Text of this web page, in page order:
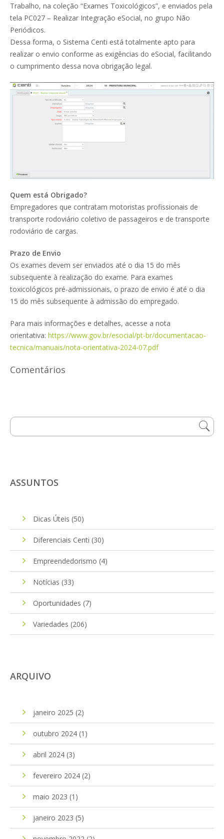
Trabalho, na coleção “Exames Toxicológicos”, e enviados pela
tela PC027 – Realizar Integração eSocial, no grupo Não
Periódicos.
Dessa forma, o Sistema Centi está totalmente apto para
realizar o envio conforme as exigências do eSocial, facilitando
o cumprimento dessa nova obrigação legal.
Quem está Obrigado?
Empregadores que contratam motoristas profissionais de
transporte rodoviário coletivo de passageiros e de transporte
rodoviário de cargas.
Prazo de Envio
Os exames devem ser enviados até o dia 15 do mês
subsequente à realização do exame. Para exames
toxicológicos pré-admissionais, o prazo de envio é até o dia
15 do mês subsequente à admissão do empregado.
Para mais informações e detalhes, acesse a nota
orientativa: https://www.gov.br/esocial/pt-br/documentacao-
tecnica/manuais/nota-orientativa-2024-07.pdf
Comentários
ASSUNTOS
Dicas Úteis (50)
Diferenciais Centi (30)
Empreendedorismo (4)
Notícias (33)
Oportunidades (7)
Variedades (206)
ARQUIVO
janeiro 2025 (2)
outubro 2024 (1)
abril 2024 (3)
fevereiro 2024 (2)
maio 2023 (1)
janeiro 2023 (5)